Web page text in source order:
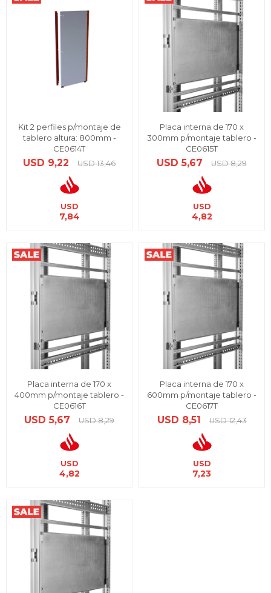
Kit 2 perfiles p/montaje de
tablero altura: 800mm -
CE0614T
USD 9,22 USD 13,46
USD
7,84
Placa interna de 170 x
300mm p/montaje tablero -
CE0615T
USD 5,67 USD 8,29
USD
4,82
Placa interna de 170 x
400mm p/montaje tablero -
CE0616T
USD 5,67 USD 8,29
USD
4,82
Placa interna de 170 x
600mm p/montaje tablero -
CE0617T
USD 8,51 USD 12,43
USD
7,23